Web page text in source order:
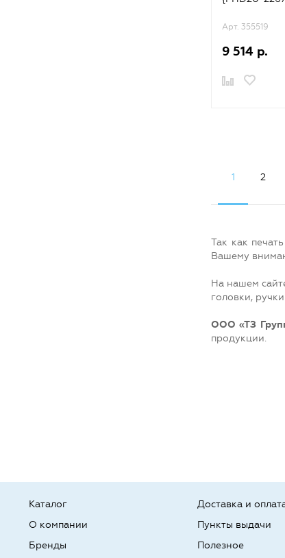
Арт. 355519
9 514 р.
1 2
Так как
Вашему
На нашем
головки,
ООО «ТЗ
продукции.
Каталог
О компании
Бренды
Доставка и
Пункты выдачи
Полезное